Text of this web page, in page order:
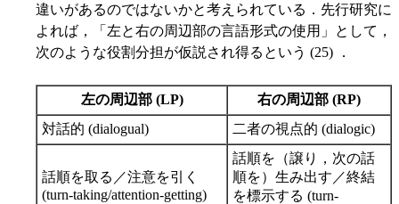
違いがあるのではないかと考えられている．先行研究に
よれば，「左と右の周辺部の言語形式の使用」として，
次のような役割分担が仮説され得るという (25) ．
左の周辺部 (LP)
右の周辺部 (RP)
対話的 (dialogual)
二者の視点的 (dialogic)
話順を取る／注意を引く
(turn-taking/attention-getting)
話順を（譲り，次の話
順を）生み出す／終結
を標示する (turn-